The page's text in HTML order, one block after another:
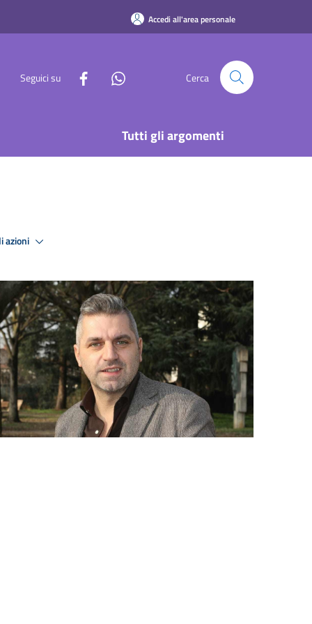
Accedi all'area personale
Seguici su Cerca
Tutti gli argomenti
azioni